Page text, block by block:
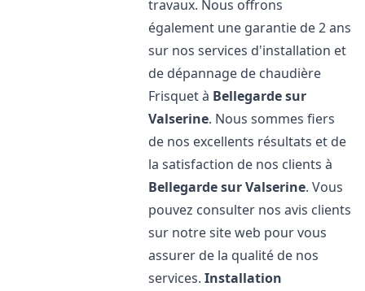
travaux. Nous offrons
également une garantie de 2 ans
sur nos services d'installation et
de dépannage de chaudière
Frisquet à Bellegarde sur
Valserine. Nous sommes fiers
de nos excellents résultats et de
la satisfaction de nos clients à
Bellegarde sur Valserine. Vous
pouvez consulter nos avis clients
sur notre site web pour vous
assurer de la qualité de nos
services.Installation